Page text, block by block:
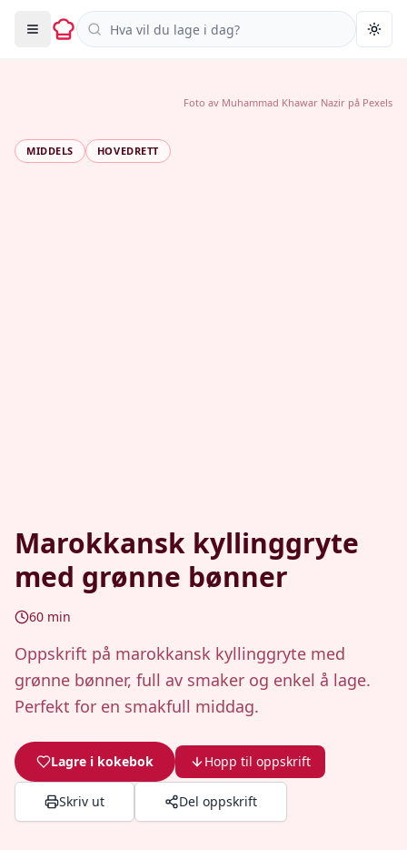
Søk i oppskrifter
MIDDELS HOVEDRETT
Marokkansk kyllinggryte
med grønne bønner
60 min
Oppskrift på marokkansk kyllinggryte med
grønne bønner, full av smaker og enkel å lage.
Perfekt for en smakfull middag.
Lagre i kokebok Hopp til oppskrift
Skriv ut Del oppskrift
Foto av Muhammad Khawar Nazir på Pexels